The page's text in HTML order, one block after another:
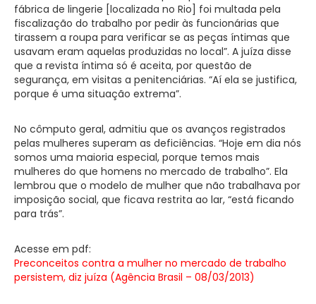
fábrica de lingerie [localizada no Rio] foi multada pela
fiscalização do trabalho por pedir às funcionárias que
tirassem a roupa para verificar se as peças íntimas que
usavam eram aquelas produzidas no local”. A juíza disse
que a revista íntima só é aceita, por questão de
segurança, em visitas a penitenciárias. “Aí ela se justifica,
porque é uma situação extrema”.
No cômputo geral, admitiu que os avanços registrados
pelas mulheres superam as deficiências. “Hoje em dia nós
somos uma maioria especial, porque temos mais
mulheres do que homens no mercado de trabalho”. Ela
lembrou que o modelo de mulher que não trabalhava por
imposição social, que ficava restrita ao lar, “está ficando
para trás”.
Acesse em pdf:
Preconceitos contra a mulher no mercado de trabalho
persistem, diz juíza (Agência Brasil – 08/03/2013)